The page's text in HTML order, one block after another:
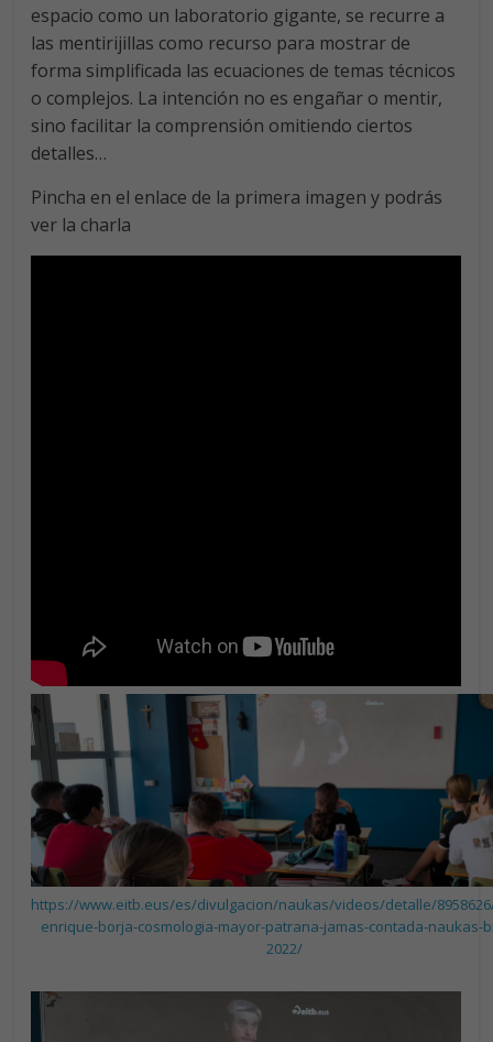
espacio como un laboratorio gigante, se recurre a
las mentirijillas como recurso para mostrar de
forma simplificada las ecuaciones de temas técnicos
o complejos. La intención no es engañar o mentir,
sino facilitar la comprensión omitiendo ciertos
detalles…
Pincha en el enlace de la primera imagen y podrás
ver la charla
https://www.eitb.eus/es/divulgacion/naukas/videos/detalle/
enrique-borja-cosmologia-mayor-patrana-jamas-contada-naukas-
2022/